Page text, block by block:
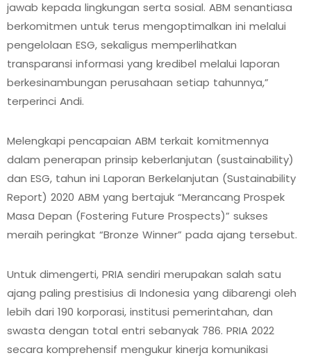
jawab kepada lingkungan serta sosial. ABM senantiasa
berkomitmen untuk terus mengoptimalkan ini melalui
pengelolaan ESG, sekaligus memperlihatkan
transparansi informasi yang kredibel melalui laporan
berkesinambungan perusahaan setiap tahunnya,”
terperinci Andi.
Melengkapi pencapaian ABM terkait komitmennya
dalam penerapan prinsip keberlanjutan (sustainability)
dan ESG, tahun ini Laporan Berkelanjutan (Sustainability
Report) 2020 ABM yang bertajuk “Merancang Prospek
Masa Depan (Fostering Future Prospects)” sukses
meraih peringkat “Bronze Winner” pada ajang tersebut.
Untuk dimengerti, PRIA sendiri merupakan salah satu
ajang paling prestisius di Indonesia yang dibarengi oleh
lebih dari 190 korporasi, institusi pemerintahan, dan
swasta dengan total entri sebanyak 786. PRIA 2022
secara komprehensif mengukur kinerja komunikasi